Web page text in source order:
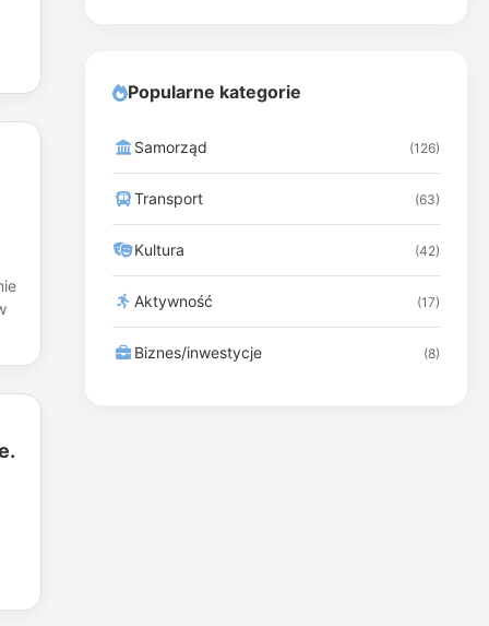
Popularne kategorie
Samorząd (126)
Transport (63)
Kultura (42)
Aktywność (17)
Biznes/inwestycje (8)